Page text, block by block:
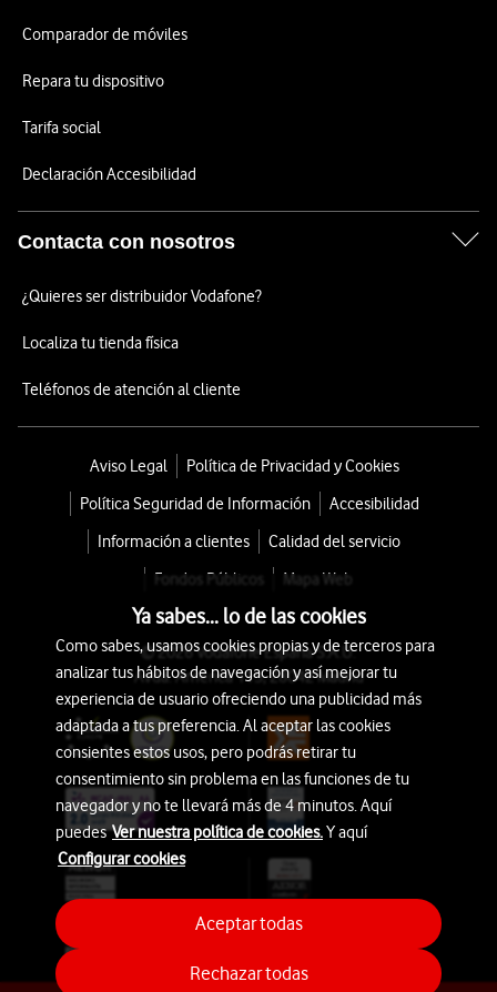
Comparador de móviles
Repara tu dispositivo
Tarifa social
Declaración Accesibilidad
Contacta con nosotros
¿Quieres ser distribuidor Vodafone?
Localiza tu tienda física
Teléfonos de atención al cliente
Aviso Legal
Política de Privacidad y Cookies
Política Seguridad de Información
Accesibilidad
Información a clientes
Calidad del servicio
Fondos Públicos
Mapa Web
© 2026 Vodafone España S.A.U.
Avda. América 115, 28042 Madrid
Ya sabes... lo de las cookies
Como sabes, usamos cookies propias y de terceros para
analizar tus hábitos de navegación y así mejorar tu
experiencia de usuario ofreciendo una publicidad más
adaptada a tus preferencia. Al aceptar las cookies
consientes estos usos, pero podrás retirar tu
consentimiento sin problema en las funciones de tu
navegador y no te llevará más de 4 minutos. Aquí
puedesVer nuestra política de cookies.Y aquí
Configurar cookies
Rechazar todas
Aceptar todas